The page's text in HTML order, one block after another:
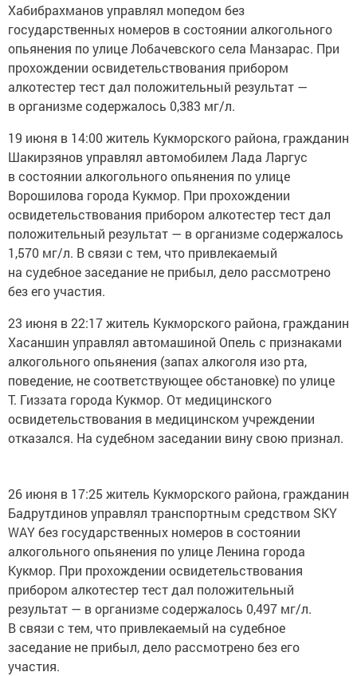
Хабибрахманов управлял мопедом без
государственных номеров в состоянии алкогольного
опьянения по улице Лобачевского села Манзарас. При
прохождении освидетельствования прибором
алкотестер тест дал положительный результат —
в организме содержалось 0,383 мг/л.
19 июня в 14:00 житель Кукморского района, гражданин
Шакирзянов управлял автомобилем Лада Ларгус
в состоянии алкогольного опьянения по улице
Ворошилова города Кукмор. При прохождении
освидетельствования прибором алкотестер тест дал
положительный результат — в организме содержалось
1,570 мг/л. В связи с тем, что привлекаемый
на судебное заседание не прибыл, дело рассмотрено
без его участия.
23 июня в 22:17 житель Кукморского района, гражданин
Хасаншин управлял автомашиной Опель с признаками
алкогольного опьянения (запах алкоголя изо рта,
поведение, не соответствующее обстановке) по улице
Т. Гиззата города Кукмор. От медицинского
освидетельствования в медицинском учреждении
отказался. На судебном заседании вину свою признал.
26 июня в 17:25 житель Кукморского района, гражданин
Бадрутдинов управлял транспортным средством SKY
WAY без государственных номеров в состоянии
алкогольного опьянения по улице Ленина города
Кукмор. При прохождении освидетельствования
прибором алкотестер тест дал положительный
результат — в организме содержалось 0,497 мг/л.
В связи с тем, что привлекаемый на судебное
заседание не прибыл, дело рассмотрено без его
участия.